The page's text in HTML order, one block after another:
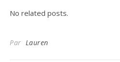
No related posts.
Par Lauren